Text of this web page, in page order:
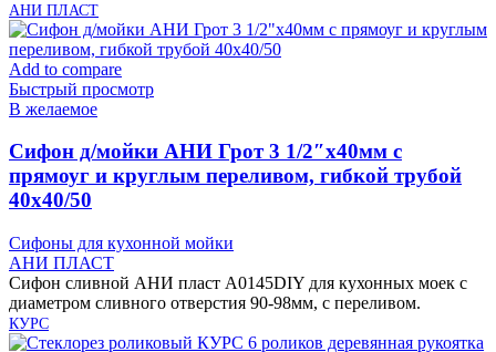
АНИ ПЛАСТ
Add to compare
Быстрый просмотр
В желаемое
Cифон д/мойки АНИ Грот 3 1/2″х40мм с
прямоуг и круглым переливом, гибкой трубой
40х40/50
Сифоны для кухонной мойки
АНИ ПЛАСТ
Сифон сливной АНИ пласт A0145DIY для кухонных моек с
диаметром сливного отверстия 90-98мм, с переливом.
КУРС